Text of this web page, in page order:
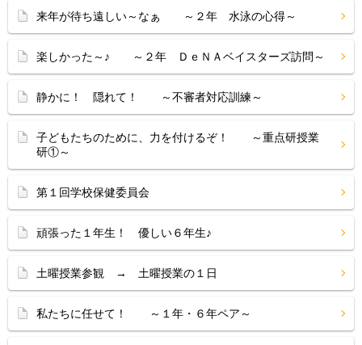
来年が待ち遠しい～なぁ ～２年 水泳の心得～
楽しかった～♪ ～２年 ＤｅＮＡベイスターズ訪問～
静かに！ 隠れて！ ～不審者対応訓練～
子どもたちのために、力を付けるぞ！ ～重点研授業
研①～
第１回学校保健委員会
頑張った１年生！ 優しい６年生♪
土曜授業参観 → 土曜授業の１日
私たちに任せて！ ～１年・６年ペア～